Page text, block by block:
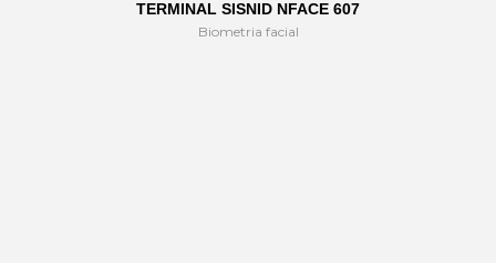
TERMINAL SISNID NFACE 607
Biometria facial